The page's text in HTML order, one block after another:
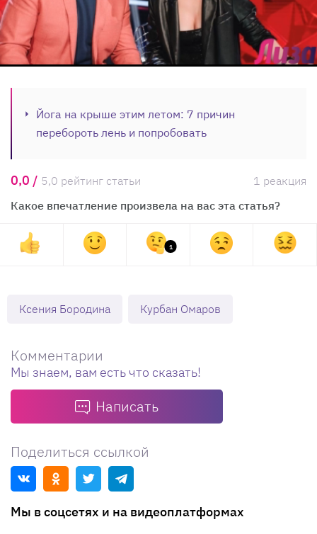
Йога на крыше этим летом: 7 причин
перебороть лень и попробовать
0,0 / 5,0 рейтинг статьи
1 реакция
Какое впечатление произвела на вас эта статья?
1
Ксения Бородина Курбан Омаров
Комментарии
Мы знаем, вам есть что сказать!
Написать
Поделиться ссылкой
Мы в соцсетях и на видеоплатформах